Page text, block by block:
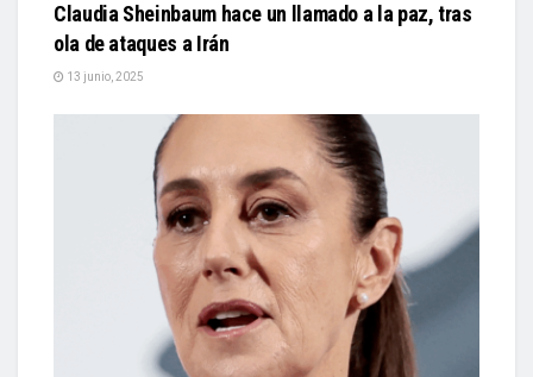
Claudia Sheinbaum hace un llamado a la paz, tras
ola de ataques a Irán
13 junio, 2025